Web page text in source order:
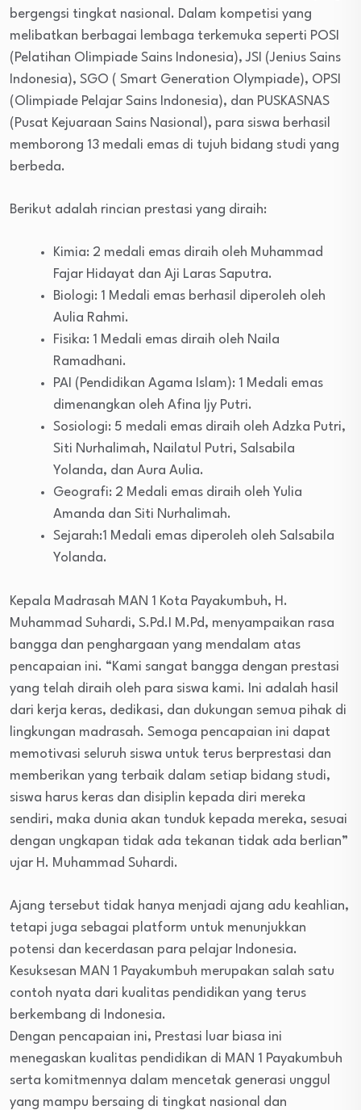
bergengsi tingkat nasional. Dalam kompetisi yang
melibatkan berbagai lembaga terkemuka seperti POSI
(Pelatihan Olimpiade Sains Indonesia), JSI (Jenius Sains
Indonesia), SGO ( Smart Generation Olympiade), OPSI
(Olimpiade Pelajar Sains Indonesia), dan PUSKASNAS
(Pusat Kejuaraan Sains Nasional), para siswa berhasil
memborong 13 medali emas di tujuh bidang studi yang
berbeda.
Berikut adalah rincian prestasi yang diraih:
Kimia: 2 medali emas diraih oleh Muhammad
Fajar Hidayat dan Aji Laras Saputra.
Biologi: 1 Medali emas berhasil diperoleh oleh
Aulia Rahmi.
Fisika: 1 Medali emas diraih oleh Naila
Ramadhani.
PAI (Pendidikan Agama Islam): 1 Medali emas
dimenangkan oleh Afina Ijy Putri.
Sosiologi: 5 medali emas diraih oleh Adzka Putri,
Siti Nurhalimah, Nailatul Putri, Salsabila
Yolanda, dan Aura Aulia.
Geografi: 2 Medali emas diraih oleh Yulia
Amanda dan Siti Nurhalimah.
Sejarah:1 Medali emas diperoleh oleh Salsabila
Yolanda.
Kepala Madrasah MAN 1 Kota Payakumbuh, H.
Muhammad Suhardi, S.Pd.I M.Pd, menyampaikan rasa
bangga dan penghargaan yang mendalam atas
pencapaian ini. “Kami sangat bangga dengan prestasi
yang telah diraih oleh para siswa kami. Ini adalah hasil
dari kerja keras, dedikasi, dan dukungan semua pihak di
lingkungan madrasah. Semoga pencapaian ini dapat
memotivasi seluruh siswa untuk terus berprestasi dan
memberikan yang terbaik dalam setiap bidang studi,
siswa harus keras dan disiplin kepada diri mereka
sendiri, maka dunia akan tunduk kepada mereka, sesuai
dengan ungkapan tidak ada tekanan tidak ada berlian”
ujar H. Muhammad Suhardi.
Ajang tersebut tidak hanya menjadi ajang adu keahlian,
tetapi juga sebagai platform untuk menunjukkan
potensi dan kecerdasan para pelajar Indonesia.
Kesuksesan MAN 1 Payakumbuh merupakan salah satu
contoh nyata dari kualitas pendidikan yang terus
berkembang di Indonesia.
Dengan pencapaian ini, Prestasi luar biasa ini
menegaskan kualitas pendidikan di MAN 1 Payakumbuh
serta komitmennya dalam mencetak generasi unggul
yang mampu bersaing di tingkat nasional dan